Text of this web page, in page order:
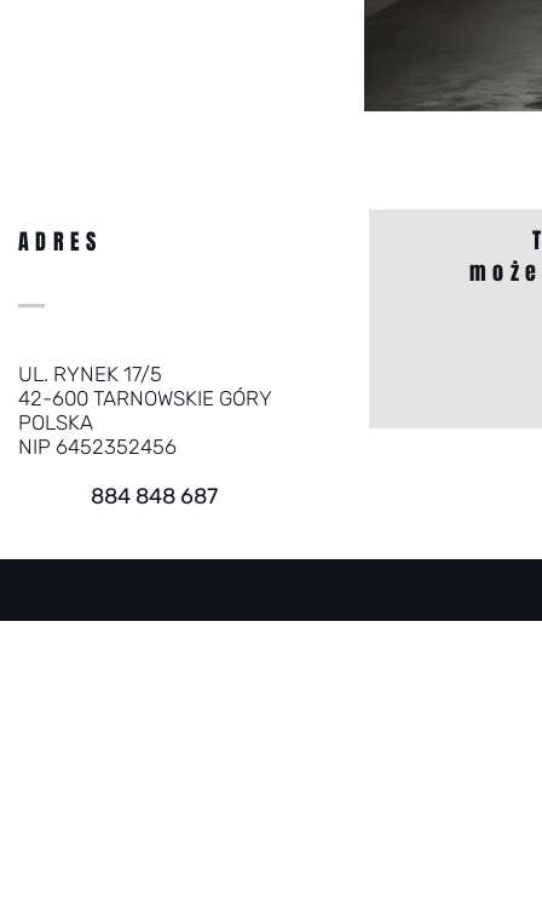
ADRES
UL. RYNEK 17/5
42-600 TARNOWSKIE GÓRY
POLSKA
NIP 6452352456
884 848 687